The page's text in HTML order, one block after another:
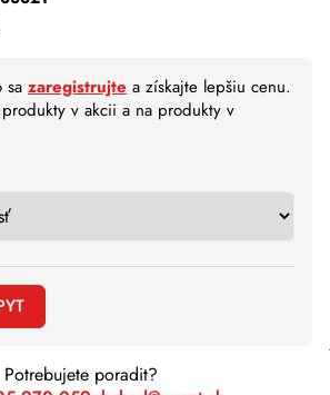
sa zaregistrujte a získajte lepšiu cenu.
v akcii a na produkty v
Potrebujete poradit?